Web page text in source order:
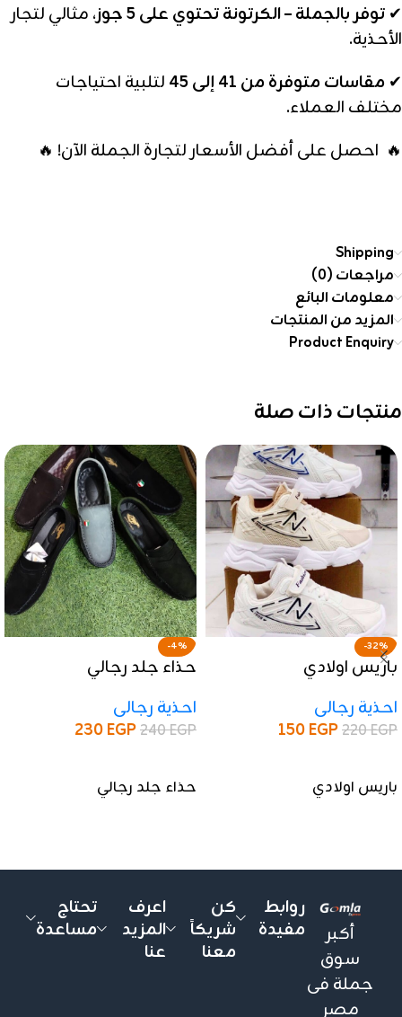
✔ توفر بالجملة – الكرتونة تحتوي على 5 جوز
، مثالي لتجار
الأحذية.
✔ مقاسات متوفرة من 41 إلى 45
لتلبية احتياجات
مختلف العملاء.
🔥 احصل على أفضل الأسعار لتجارة الجملة الآن! 🔥
Shipping
مراجعات (0)
معلومات البائع
المزيد من المنتجات
Product Enquiry
منتجات ذات صلة
-32%
باريس اولادي
احذية رجالى
220EGP
150EGP
باريس اولادي
-4%
حذاء جلد رجالي
احذية رجالى
240EGP
230EGP
حذاء جلد رجالي
أكبر
سوق
جملة فى
مصر
روابط
مفيدة
كن
شريكاً
معنا
اعرف
المزيد
عنا
تحتاج
مساعدة